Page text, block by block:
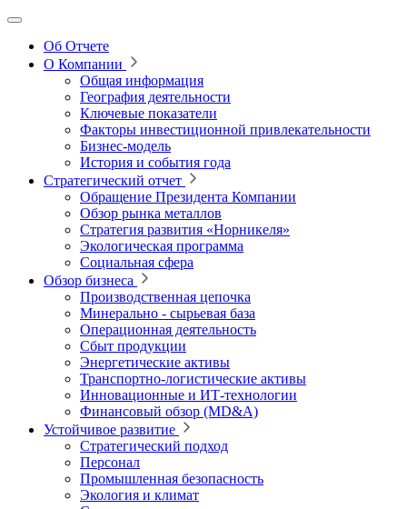
Об Отчете
О Компании
Общая информация
География деятельности
Ключевые показатели
Факторы инвестиционной привлекательности
Бизнес-модель
История и события года
Стратегический отчет
Обращение Президента Компании
Обзор рынка металлов
Стратегия развития «Норникеля»
Экологическая программа
Социальная сфера
Обзор бизнеса
Производственная цепочка
Минерально ‑ сырьевая база
Операционная деятельность
Сбыт продукции
Энергетические активы
Транспортно-логистические активы
Инновационные и ИТ‑технологии
Финансовый обзор (MD&A)
Устойчивое развитие
Стратегический подход
Персонал
Промышленная безопасность
Экология и климат